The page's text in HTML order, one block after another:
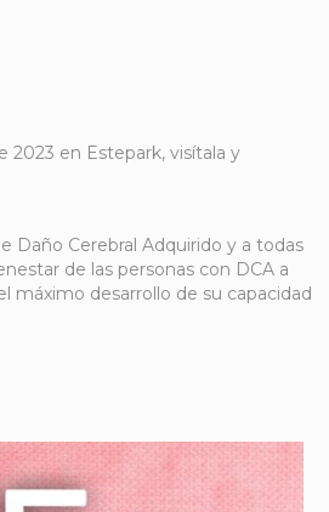
2023 en Estepark, visítala y
Daño Cerebral Adquirido y a todas
de las personas con DCA a
máximo desarrollo de su capacidad